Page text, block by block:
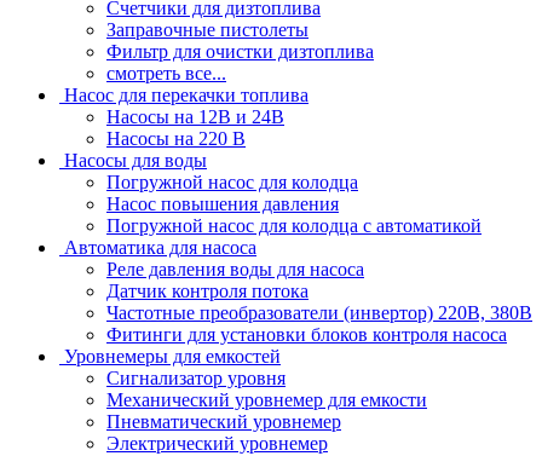
Счетчики для дизтоплива
Заправочные пистолеты
Фильтр для очистки дизтоплива
смотреть все...
Насос для перекачки топлива
Насосы на 12В и 24В
Насосы на 220 В
Насосы для воды
Погружной насос для колодца
Насос повышения давления
Погружной насос для колодца с автоматикой
Автоматика для насоса
Реле давления воды для насоса
Датчик контроля потока
Частотные преобразователи (инвертор) 220В, 380В
Фитинги для установки блоков контроля насоса
Уровнемеры для емкостей
Сигнализатор уровня
Механический уровнемер для емкости
Пневматический уровнемер
Электрический уровнемер